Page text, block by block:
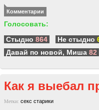
Комментарии
Голосовать:
Стыдно 864 Не стыдно
Давай по новой, Миша 82
Как я выебал
Метки: секс старики